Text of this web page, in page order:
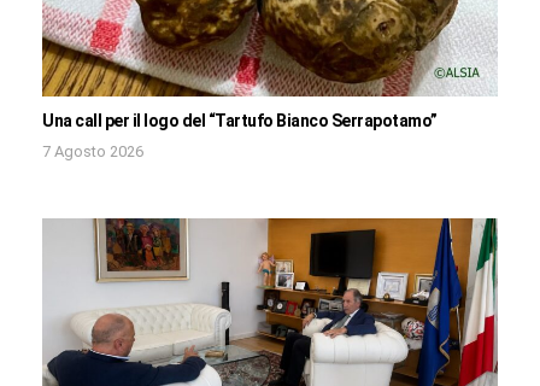
Una call per il logo del “Tartufo Bianco Serrapotamo”
7 Agosto 2026